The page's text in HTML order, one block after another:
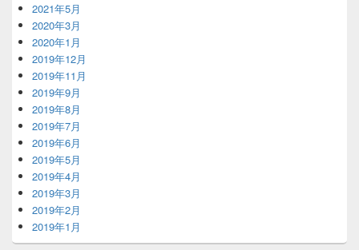
2021年5月
2020年3月
2020年1月
2019年12月
2019年11月
2019年9月
2019年8月
2019年7月
2019年6月
2019年5月
2019年4月
2019年3月
2019年2月
2019年1月